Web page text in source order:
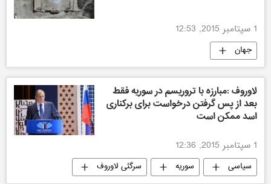
1 سپتامبر 2015, 12:53
جهان
لاوروف :مبارزه با تروریسم در سوریه فقط
بعد از پس گرفتن درخواست برای برکناری
اسد ممکن است
1 سپتامبر 2015, 12:36
سیاسی سوریه سرگئی لاوروف